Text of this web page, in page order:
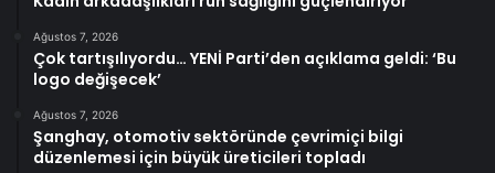
Ağustos 7, 2026
Çok tartışılıyordu… YENİ Parti’den açıklama geldi: ‘Bu
logo değişecek’
Ağustos 7, 2026
Şanghay, otomotiv sektöründe çevrimiçi bilgi
düzenlemesi için büyük üreticileri topladı